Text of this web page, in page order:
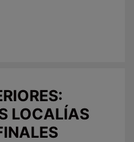
LOCALÍAS